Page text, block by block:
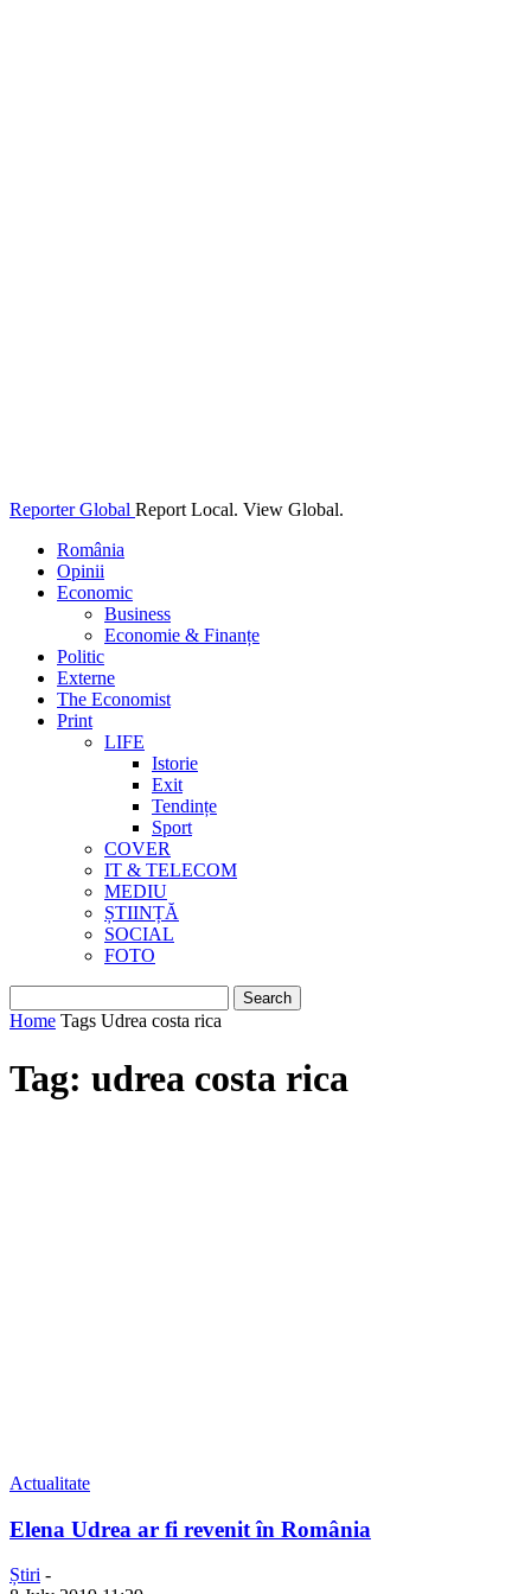
Reporter Global Report Local. View Global.
România
Opinii
Economic
Business
Economie & Finanțe
Politic
Externe
The Economist
Print
LIFE
Istorie
Exit
Tendințe
Sport
COVER
IT & TELECOM
MEDIU
ȘTIINȚĂ
SOCIAL
FOTO
Home Tags Udrea costa rica
Tag: udrea costa rica
Actualitate
Elena Udrea ar fi revenit în România
Știri -